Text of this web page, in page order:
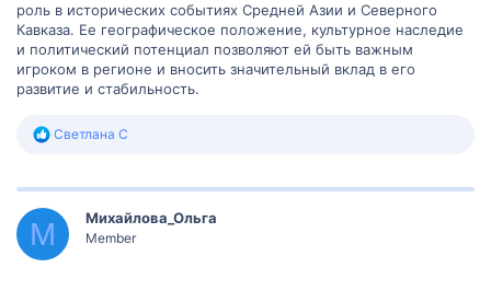
роль в исторических событиях Средней Азии и Северного
Кавказа. Ее географическое положение, культурное наследие
и политический потенциал позволяют ей быть важным
игроком в регионе и вносить значительный вклад в его
развитие и стабильность.
Р
к
и
:
Светлана С
М Михайлова_Ольга
Member